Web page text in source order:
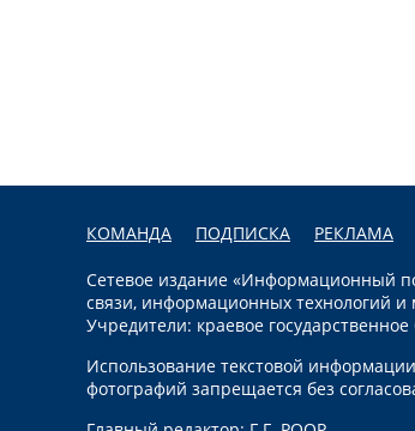
КОМАНДА ПОДПИСКА РЕКЛАМА
Сетевое издание «Информационный
связи, информационных технологий
Учредители: краевое
Использование текстовой
фотографий запрещается без